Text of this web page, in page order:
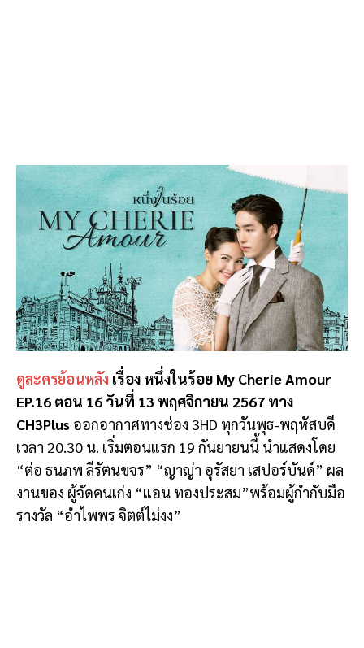
ดูละครย้อนหลัง เรื่อง หนึ่งในร้อย My Cherie Amour
EP.16 ตอน 16 วันที่ 13 พฤศจิกายน 2567 ทาง
CH3Plus ออกอากาศทางช่อง 3HD ทุกวันพุธ-พฤหัสบดี
เวลา 20.30 น. เริ่มตอนแรก 19 กันยายนนี้ นำแสดงโดย
“ต่อ ธนภพ ลีรัตนขจร” “ญาญ่า อุรัสยา เสปอร์บันด์” ผล
งานของ ผู้จัดคนเก่ง “แอน ทองประสม”พร้อมผู้กำกับมือ
รางวัล “อําไพพร จิตต์ไม่งง”